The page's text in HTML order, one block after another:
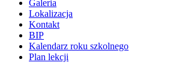
Galeria
Lokalizacja
Kontakt
BIP
Kalendarz roku szkolnego
Plan lekcji